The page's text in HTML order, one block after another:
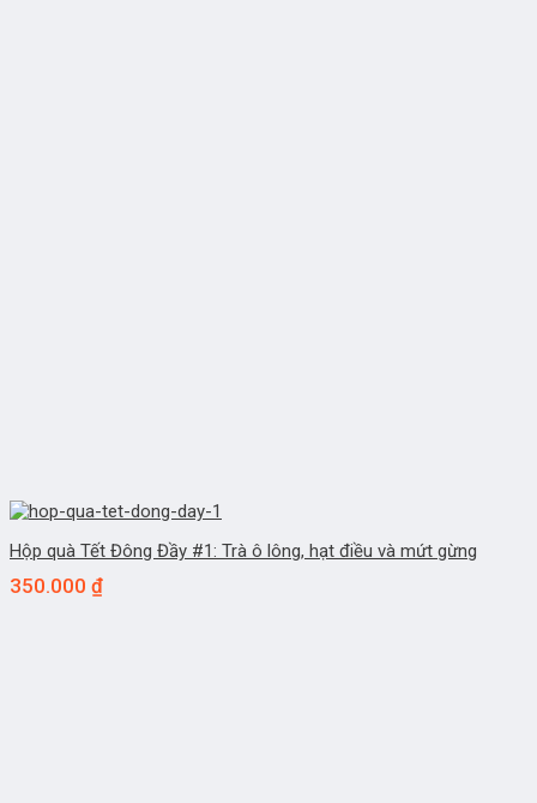
Hộp quà Tết Đông Đầy #1: Trà ô lông, hạt điều và mứt gừng
350.000 ₫